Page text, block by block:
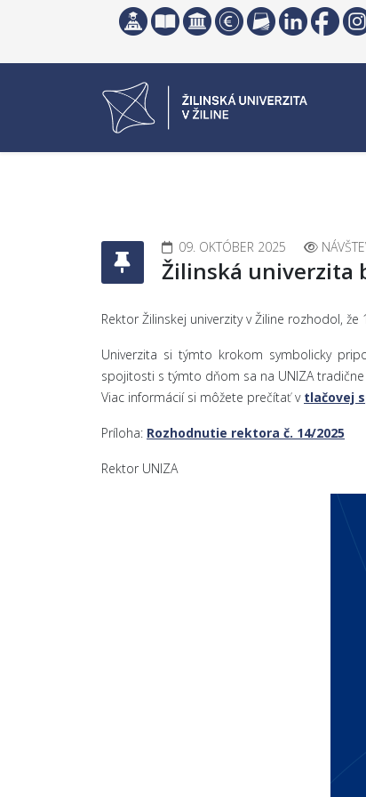
09. OKTÓBER 2025
Žilinská univerzita
Rektor Žilinskej univerzity v Žiline rozhodol,
Univerzita si týmto krokom symbolicky
spojitosti s týmto dňom sa na UNIZA
Viac informácií si môžete prečítať v tlačovej
Príloha: Rozhodnutie rektora č. 14/2025
Rektor UNIZA